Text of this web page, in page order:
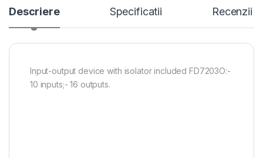
Descriere Specificatii Recenzii
Input-output device with isolator included FD7203O:-
10 inputs;- 16 outputs.